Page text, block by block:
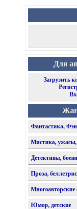
Для
Загрузить
Фантастика,
Мистика,
Детективы,
Проза,
Многоавторские
Юмор, детские